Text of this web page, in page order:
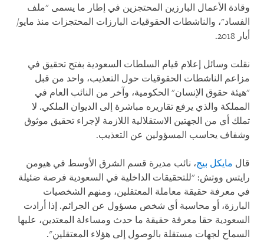
وقادة الأعمال البارزين المحتجزين في إطار ما يسمى "ملف
الفساد"، والناشطات الحقوقيات البارزات المحتجزات منذ مايو/
أيار 2018.
نقلت وسائل إعلام قيام السلطات السعودية بفتح تحقيق في
مزاعم الناشطات الحقوقيات حول التعذيب، واحد من قبل
"هيئة حقوق الإنسان" الحكومية، وآخر من النائب العام في
المملكة والذي يرفع تقاريره مباشرة إلى الديوان الملكي. لا
تملك أي من الجهتين الاستقلالية اللازمة لإجراء تحقيق موثوق
وشفاف يحاسب المسؤولين عن التعذيب.
قال مايكل بيج، نائب مديرة قسم الشرق الأوسط في هيومن
رايتس ووتش: "للتحقيقات الداخلية في السعودية فرصة ضئيلة
في معرفة حقيقة معاملة المعتقلين، ومنهم الشخصيات
البارزة، أو محاسبة أي شخص مسؤول عن الجرائم. إذا أرادت
السعودية حقا معرفة حقيقة ما حدث ومساءلة المعتدين، عليها
السماح لجهات مستقلة بالوصول إلى هؤلاء المعتقلين".